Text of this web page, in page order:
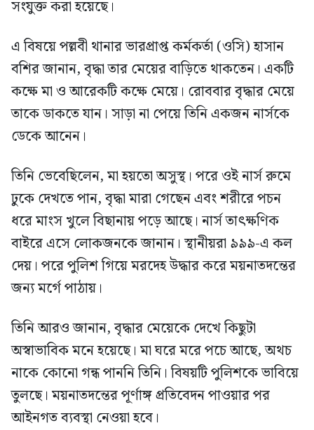
সংযুক্ত করা হয়েছে।
এ বিষয়ে পল্লবী থানার ভারপ্রাপ্ত কর্মকর্তা (ওসি) হাসান
বশির জানান, বৃদ্ধা তার মেয়ের বাড়িতে থাকতেন। একটি
কক্ষে মা ও আরেকটি কক্ষে মেয়ে। রোববার বৃদ্ধার মেয়ে
তাকে ডাকতে যান। সাড়া না পেয়ে তিনি একজন নার্সকে
ডেকে আনেন।
তিনি ভেবেছিলেন, মা হয়তো অসুস্থ। পরে ওই নার্স রুমে
ঢুকে দেখতে পান, বৃদ্ধা মারা গেছেন এবং শরীরে পচন
ধরে মাংস খুলে বিছানায় পড়ে আছে। নার্স তাৎক্ষণিক
বাইরে এসে লোকজনকে জানান। স্থানীয়রা ৯৯৯-এ কল
দেয়। পরে পুলিশ গিয়ে মরদেহ উদ্ধার করে ময়নাতদন্তের
জন্য মর্গে পাঠায়।
তিনি আরও জানান, বৃদ্ধার মেয়েকে দেখে কিছুটা
অস্বাভাবিক মনে হয়েছে। মা ঘরে মরে পচে আছে, অথচ
নাকে কোনো গন্ধ পাননি তিনি। বিষয়টি পুলিশকে ভাবিয়ে
তুলছে। ময়নাতদন্তের পূর্ণাঙ্গ প্রতিবেদন পাওয়ার পর
আইনগত ব্যবস্থা নেওয়া হবে।